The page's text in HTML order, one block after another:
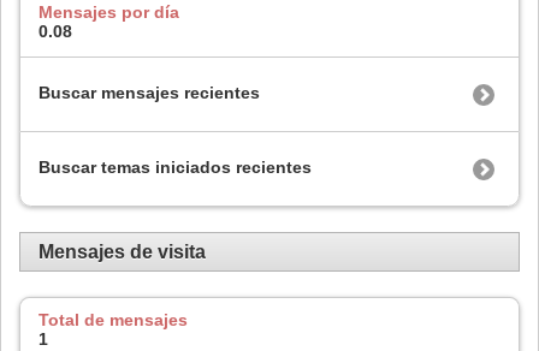
Mensajes por día
0.08
Buscar mensajes recientes
Buscar temas iniciados recientes
Mensajes de visita
Total de mensajes
1